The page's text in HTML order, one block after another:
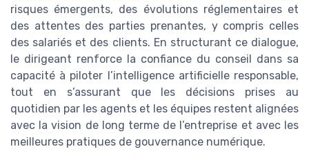
risques émergents, des évolutions réglementaires et
des attentes des parties prenantes, y compris celles
des salariés et des clients. En structurant ce dialogue,
le dirigeant renforce la confiance du conseil dans sa
capacité à piloter l’intelligence artificielle responsable,
tout en s’assurant que les décisions prises au
quotidien par les agents et les équipes restent alignées
avec la vision de long terme de l’entreprise et avec les
meilleures pratiques de gouvernance numérique.